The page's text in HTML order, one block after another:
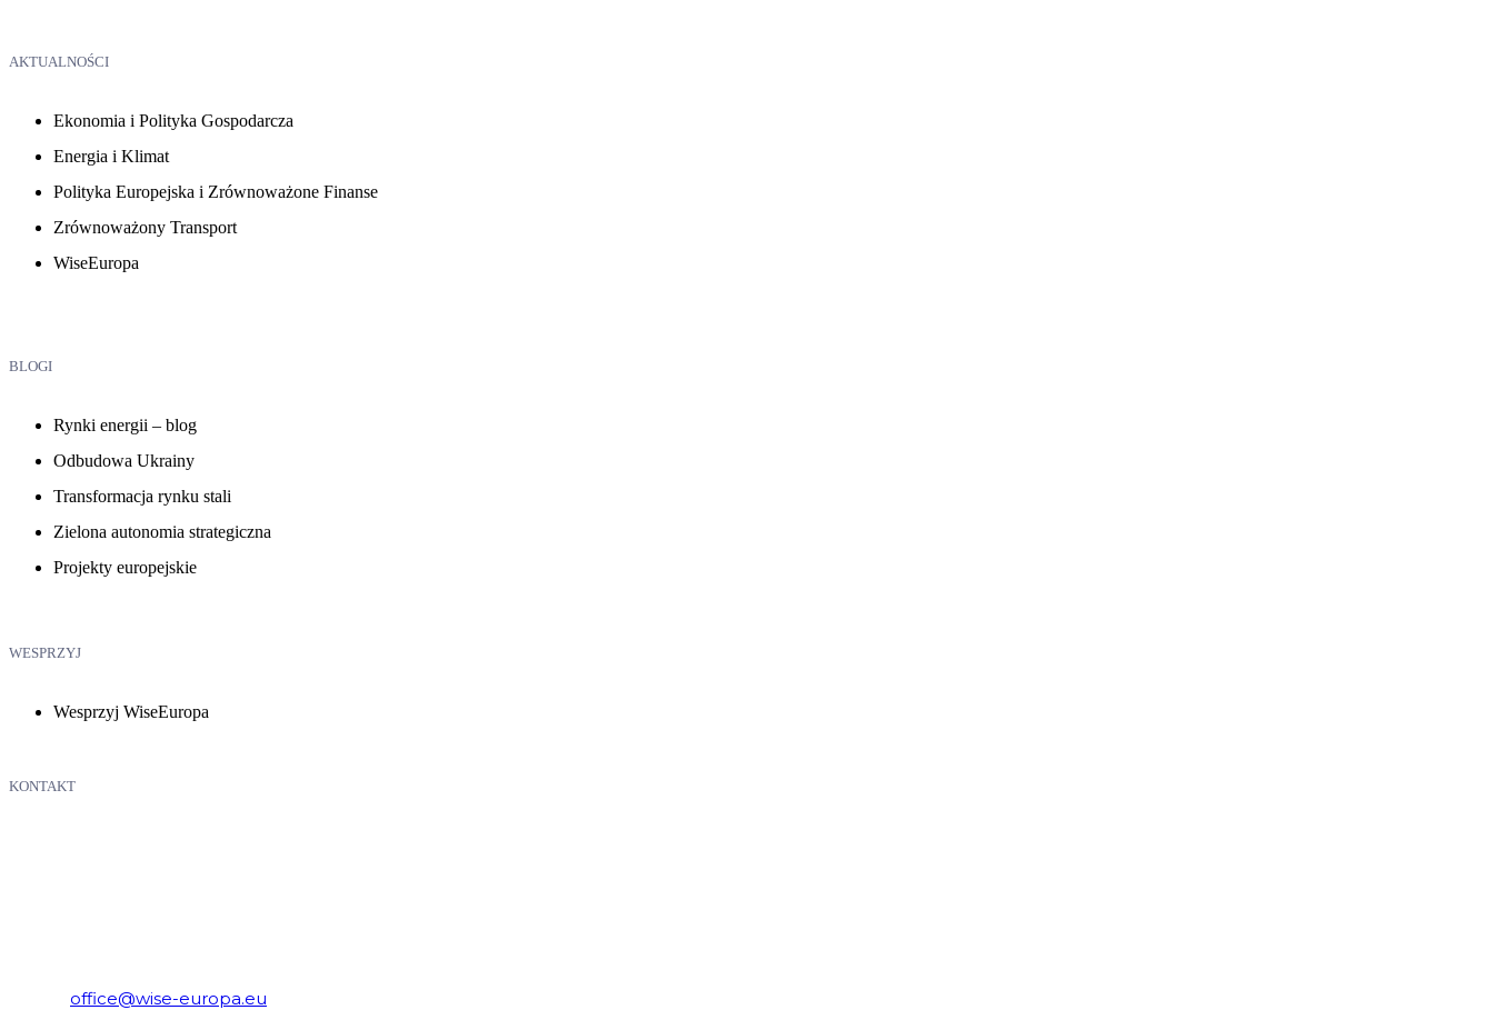
AKTUALNOŚCI
Ekonomia i Polityka Gospodarcza
Energia i Klimat
Polityka Europejska i Zrównoważone Finanse
Zrównoważony Transport
WiseEuropa
BLOGI
Rynki energii – blog
Odbudowa Ukrainy
Transformacja rynku stali
Zielona autonomia strategiczna
Projekty europejskie
WESPRZYJ
Wesprzyj WiseEuropa
KONTAKT
office@wise-europa.eu